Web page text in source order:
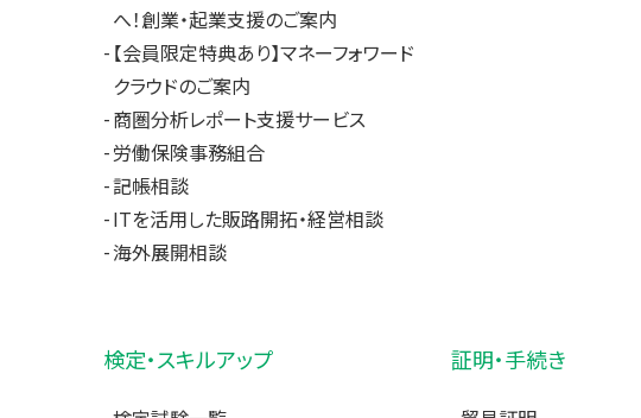
へ！創業・起業支援のご案内
【会員限定特典あり】マネーフォワード
クラウドのご案内
商圏分析レポート支援サービス
労働保険事務組合
記帳相談
ITを活用した販路開拓・経営相談
海外展開相談
検定・スキルアップ 証明・手続き